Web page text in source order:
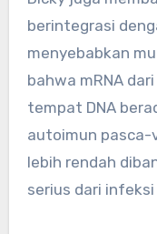
berintegrasi
menyebabkan
bahwa mRNA
tempat DNA
autoimun pasca-
lebih rendah
serius dari infeksi